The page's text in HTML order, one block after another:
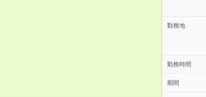
勤務地
勤務時間
期間